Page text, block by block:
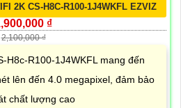
2K CS-H8C-R100-1J4WKFL EZVIZ
₫
2,100,000 ₫
H8c-R100-1J4WKFL mang đến
lên đến 4.0 megapixel, đảm bảo
chất lượng cao